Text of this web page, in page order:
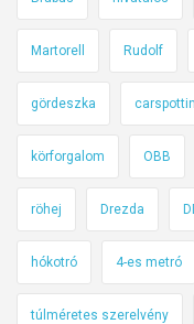
Martorell Rudolf
gördeszka
körforgalom OBB
röhej Drezda
hókotró 4-es metró
túlméretes szerelvény